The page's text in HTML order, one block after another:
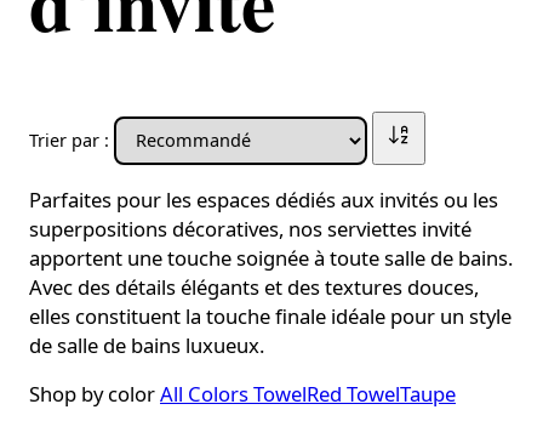
Trier par :
Parfaites pour les espaces dédiés aux invités ou les
superpositions décoratives, nos serviettes invité
apportent une touche soignée à toute salle de bains.
Avec des détails élégants et des textures douces,
elles constituent la touche finale idéale pour un style
de salle de bains luxueux.
Shop by colorAll ColorsTowelRed TowelTaupe